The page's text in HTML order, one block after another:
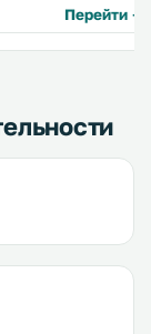
до
600 м. Работает
Wi-Fi. .
Перейти →